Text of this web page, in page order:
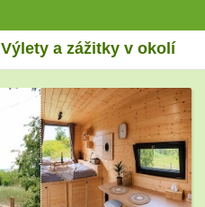
Výlety a zážitky v okolí